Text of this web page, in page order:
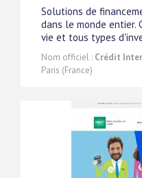
Solutions de
dans le monde entier.
vie et tous types
Nom officiel : Crédit
Paris (France)